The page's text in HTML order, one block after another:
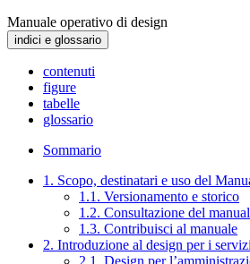
Manuale operativo di design
indici e glossario
contenuti
figure
tabelle
glossario
Sommario
1. Scopo, destinatari e uso del
1.1. Versionamento e storico
1.2. Consultazione del
1.3. Contribuisci al manuale
2. Introduzione al design per i
2.1. Design per